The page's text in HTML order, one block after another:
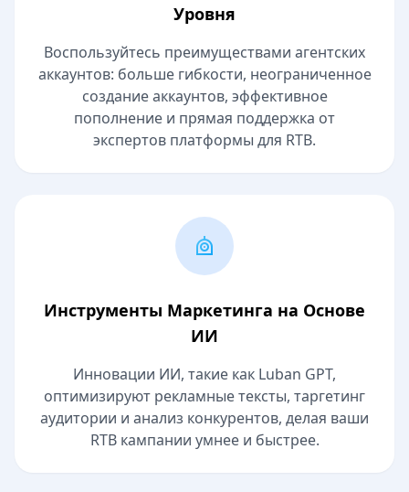
Уровня
Воспользуйтесь преимуществами агентских
аккаунтов: больше гибкости, неограниченное
создание аккаунтов, эффективное
пополнение и прямая поддержка от
экспертов платформы для RTB.
Инструменты Маркетинга на Основе
ИИ
Инновации ИИ, такие как Luban GPT,
оптимизируют рекламные тексты, таргетинг
аудитории и анализ конкурентов, делая ваши
RTB кампании умнее и быстрее.